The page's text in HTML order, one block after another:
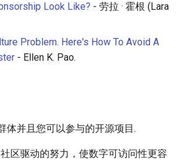
Look Like? - 劳拉 · 霍根 (Lara
Problem. Here's How To Avoid A
- Ellen K. Pao.
体并且您可以参与的开源项目.
区驱动的努力，使数字可访问性更容